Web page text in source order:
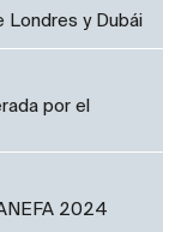
Londres y Dubái
por el
2024